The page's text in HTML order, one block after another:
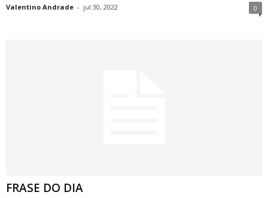
Valentino Andrade - jul 30, 2022 0
FRASE DO DIA